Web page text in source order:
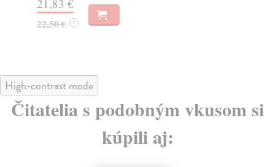
21,83 €
22,50 € ?
High-contrast mode
Čitatelia s podobným vkusom si
kúpili aj: